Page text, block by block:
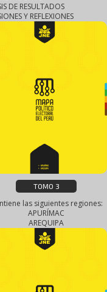
DE RESULTADOS
Y REFLEXIONES
TOMO 3
las siguientes regiones:
APURÍMAC
AREQUIPA